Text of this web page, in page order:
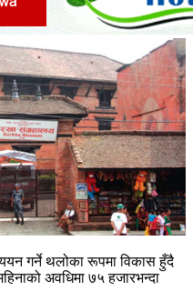
गर्ने थलोका रूपमा विकास हुँदै
अवधिमा ७५ हजारभन्दा